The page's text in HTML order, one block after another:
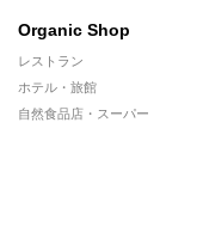
Organic Shop
レストラン
ホテル・旅館
自然食品店・スーパー